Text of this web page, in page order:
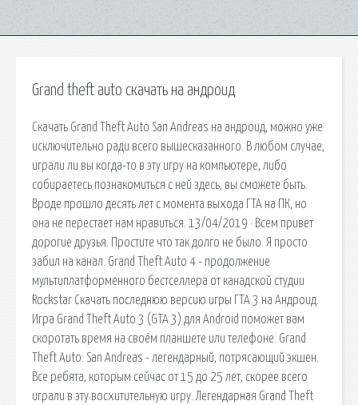
Grand theft auto скачать на андроид
Скачать Grand Theft Auto San Andreas на андроид, можно уже
исключительно ради всего вышесказанного. В любом случае,
играли ли вы когда-то в эту игру на компьютере, либо
собираетесь познакомиться с ней здесь, вы сможете быть.
Вроде прошло десять лет с момента выхода ГТА на ПК, но
она не перестает нам нравиться. 13/04/2019 · Всем привет
дорогие друзья. Простите что так долго не было. Я просто
забил на канал. Grand Theft Auto 4 - продолжение
мультиплатформенного бестселлера от канадской студии
Rockstar Скачать последнюю версию игры ГТА 3 на Андроид.
Игра Grand Theft Auto 3 (GTA 3) для Android поможет вам
скоротать время на своём планшете или телефоне. Grand
Theft Auto: San Andreas - легендарный, потрясающий экшен.
Все ребята, которым сейчас от 15 до 25 лет, скорее всего
играли в эту восхитительную игру. Легендарная Grand Theft